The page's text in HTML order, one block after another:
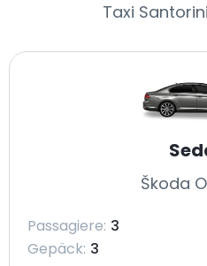
Taxi
Škoda
Passagiere: 3
Gepäck: 3